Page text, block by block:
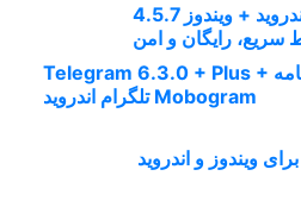
پیام رسان گپ برای اندروید + ویندوز 4.5.7
سریع، رایگان و امن
برنامه Telegram 6.3.0 + Plus +
Mobogram تلگرام اندروید